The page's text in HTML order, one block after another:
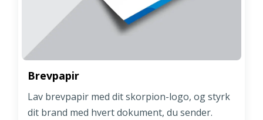
Brevpapir
Lav brevpapir med dit skorpion-logo, og styrk
dit brand med hvert dokument, du sender.